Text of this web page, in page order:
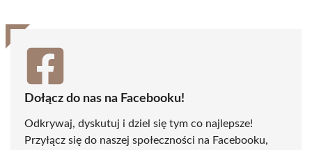
Dołącz do nas na Facebooku!
Odkrywaj, dyskutuj i dziel się tym co najlepsze!
Przyłącz się do naszej społeczności na Facebooku,